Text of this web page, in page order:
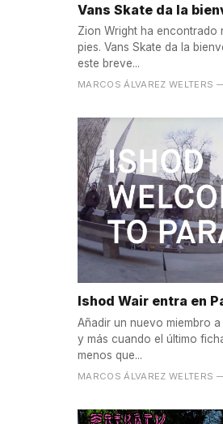
Vans Skate da la
Zion Wright ha encontrado
pies. Vans Skate da la
este breve...
MARCOS ÁLVAREZ WELTERS
Ishod Wair entra en
Añadir un nuevo miembro
y más cuando el último
menos que...
MARCOS ÁLVAREZ WELTERS